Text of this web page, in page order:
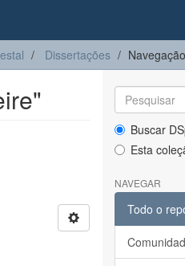
Dissertações
Buscar
Esta
NAVEGAR
Todo o